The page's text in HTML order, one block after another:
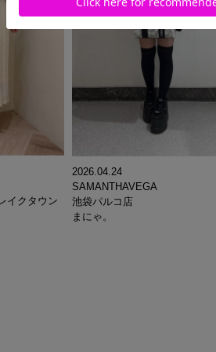
イクタウン
2026.04.24
SAMANTHAVEGA
池袋パルコ店
まにゃ。